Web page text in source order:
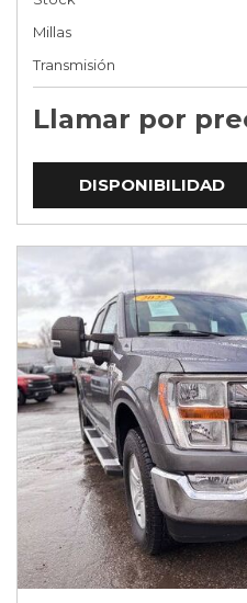
Millas
Transmisión
Llamar por
DISPONIBILIDAD